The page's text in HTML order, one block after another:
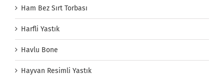
Ham Bez Sırt Torbası
Harfli Yastık
Havlu Bone
Hayvan Resimli Yastık